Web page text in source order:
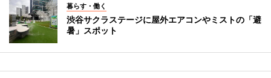
暮らす・働く
渋谷サクラステージに屋外エアコンやミストの「避
暑」スポット